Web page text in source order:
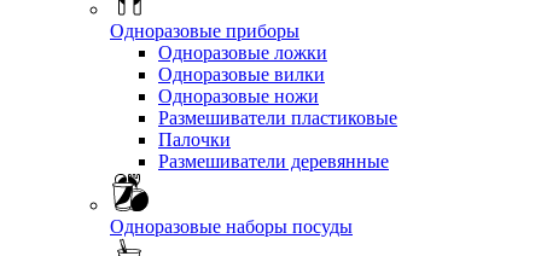
Одноразовые приборы
Одноразовые ложки
Одноразовые вилки
Одноразовые ножи
Размешиватели пластиковые
Палочки
Размешиватели деревянные
Одноразовые наборы посуды